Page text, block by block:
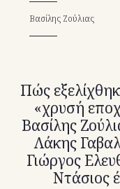
Βασίλης Ζούλιας
Πώς
«χρυσή
Βασίλης
Λάκης
Γιώργος
Ντάσιος